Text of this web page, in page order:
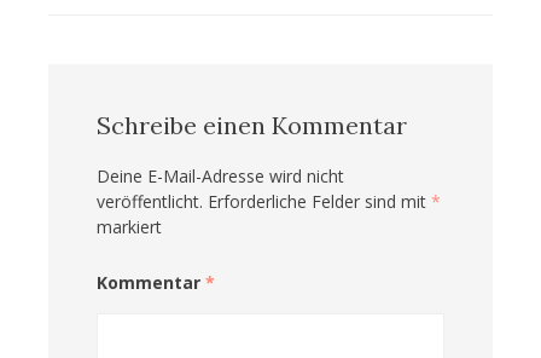
Schreibe einen Kommentar
Deine E-Mail-Adresse wird nicht
veröffentlicht. Erforderliche Felder sind mit *
markiert
Kommentar *